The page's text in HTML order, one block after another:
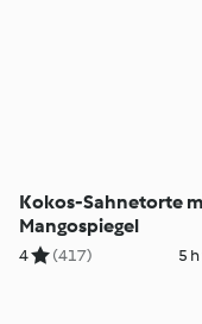
Kokos-Sahnetorte
Mangospiegel
4 (417) 5